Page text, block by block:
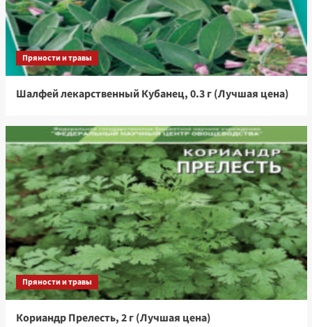
Пряности и травы
Шалфей лекарственный Кубанец, 0.3 г (Лучшая цена)
Пряности и травы
Кориандр Прелесть, 2 г (Лучшая цена)